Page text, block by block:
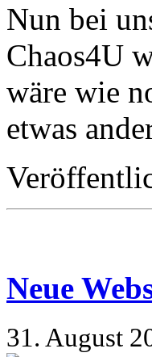
Nun bei
Chaos4U
wäre wie
etwas
Neue
31. August